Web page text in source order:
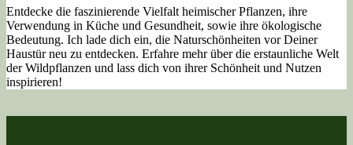
Entdecke die faszinierende Vielfalt heimischer Pflanzen, ihre
Verwendung in Küche und Gesundheit, sowie ihre ökologische
Bedeutung. Ich lade dich ein, die Naturschönheiten vor Deiner
Haustür neu zu entdecken. Erfahre mehr über die erstaunliche Welt
der Wildpflanzen und lass dich von ihrer Schönheit und Nutzen
inspirieren!